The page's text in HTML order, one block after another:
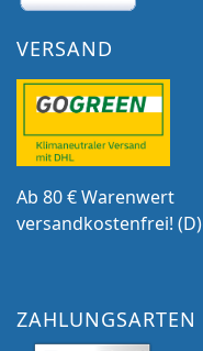
VERSAND
Ab 80 € Warenwert
versandkostenfrei! (D)
ZAHLUNGSARTEN